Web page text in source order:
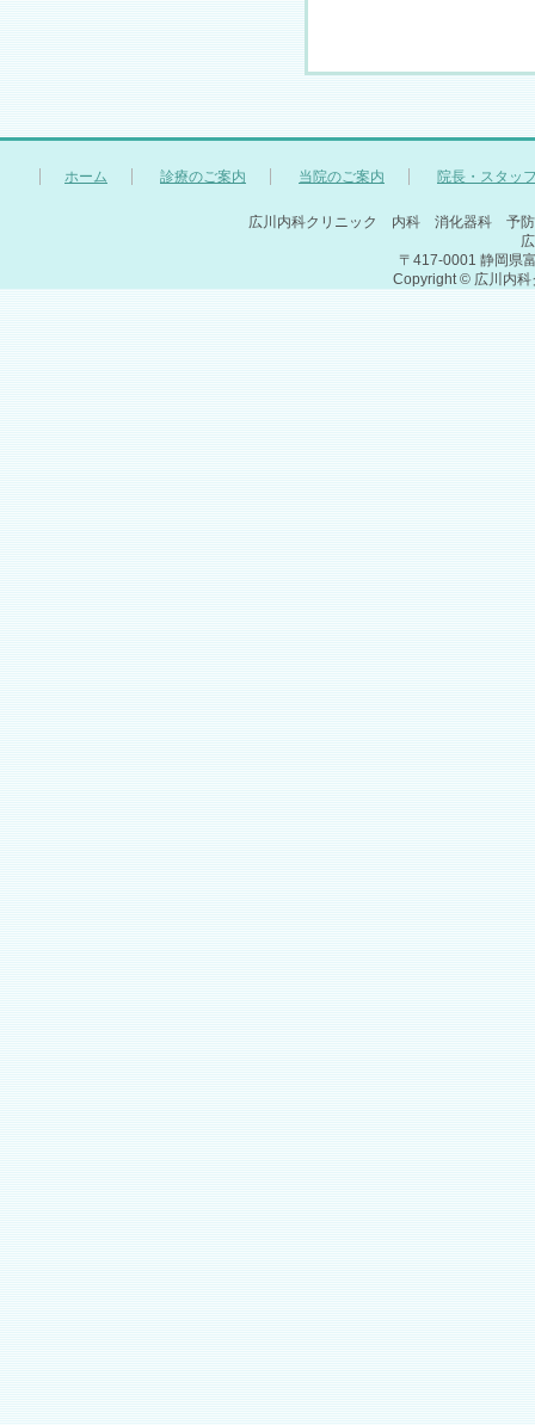
ホーム 診療のご案内 当院のご案内 院長・スタッ
広川内科クリニック 内科 消化器科
〒417-0001 静岡県
Copyright © 広川内科